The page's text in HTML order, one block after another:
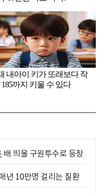
띄울 구원투수로 등장
년 10만명 걸리는 질환